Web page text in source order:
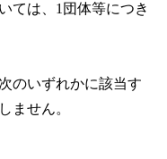
は、1団体等につき
のいずれかに該当す
ません。